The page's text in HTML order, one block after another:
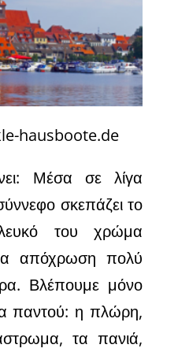
hausboote.de
Μέσα σε λίγα
σκεπάζει το
του χρώμα
απόχρωση πολύ
Βλέπουμε μόνο
παντού: η πλώρη,
τα πανιά,